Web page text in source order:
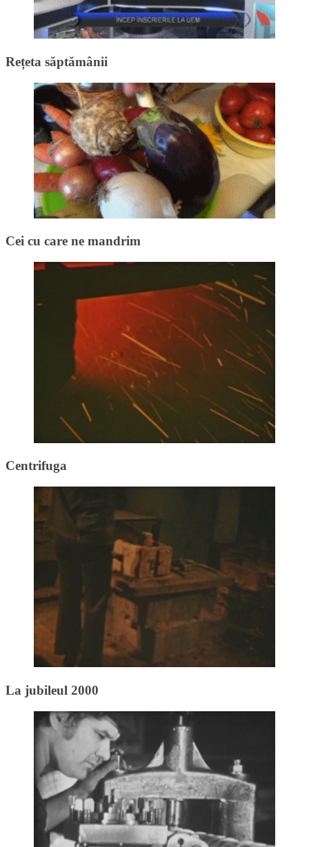
Rețeta săptămânii
Cei cu care ne mandrim
Centrifuga
La jubileul 2000